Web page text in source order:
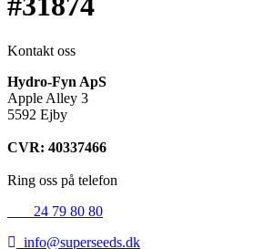
Kontakt oss
Hydro-Fyn ApS
Apple Alley 3
5592 Ejby
CVR: 40337466
Ring oss på telefon
24 79 80 80
info@superseeds.dk